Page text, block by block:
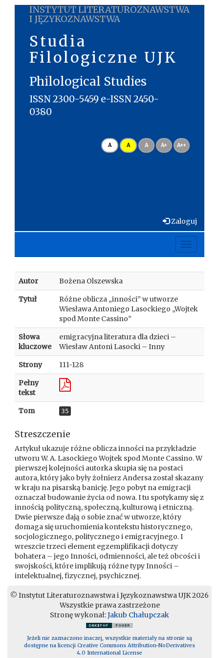
INSTYTUT LITERATUROZNAWSTWA
I JĘZYKOZNAWSTWA
Studia
Filologiczne UJK
Philological Studies
ISSN 2300-5459 e-ISSN 2450-
0380
A A A A+ A++
Zaloguj
Toggle
Autor Bożena Olszewska
Tytuł
Różne oblicza „inności” w utworze
Wiesława Antoniego Lasockiego „Wojtek
spod Monte Cassino”
Słowa
kluczowe
emigracyjna literatura dla dzieci –
Wiesław Antoni Lasocki – Inny
Strony 111-128
Pełny
tekst
Tom 35
Streszczenie
Artykuł ukazuje różne oblicza inności na przykładzie
utworu W. A. Lasockiego Wojtek spod Monte Cassino. W
pierwszej kolejności autorka skupia się na postaci
autora, który jako były żołnierz Andersa został skazany
w kraju na pisarską banicję. Jego pobyt na emigracji
oznaczał budowanie życia od nowa. I tu spotykamy się z
innością polityczną, społeczną, kulturową i etniczną.
Dwie pierwsze dają o sobie znać w utworze, który
domaga się uruchomienia kontekstu historycznego,
socjologicznego, politycznego i emigracyjnego. I
wreszcie trzeci element egzemplifikacji dotyczy
bohatera – jego Inności, odmienności, ale też obcości i
swojskości, które implikują różne typy Inności –
intelektualnej, fizycznej, psychicznej.
© Instytut Literaturoznawstwa i Językoznawstwa UJK 2026
Wszystkie prawa zastrzeżone
Stronę wykonał:Jakub Chałupczak
Jeżeli nie zaznaczono inaczej, wszystkie materiały na stronie są
dostępne na licencji Creative Commons Attribution-NoDerivatives
4.0 International License